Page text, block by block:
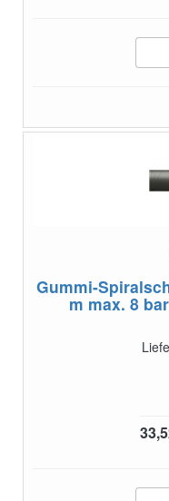
Gummi-
m max. 8